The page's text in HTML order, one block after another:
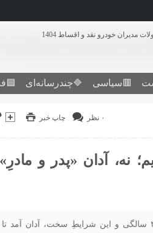
🟥سیاسی 🔷چندرسانه‌ای
چاپ خبر ۰ نظر
نه، آدان «پدر و
تهران- در ۳۸ سالگی و این شرایطِ سخت، آدان آمد